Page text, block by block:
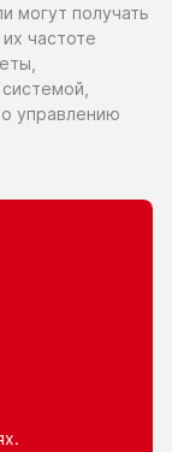
могут получать
их частоте
управлению